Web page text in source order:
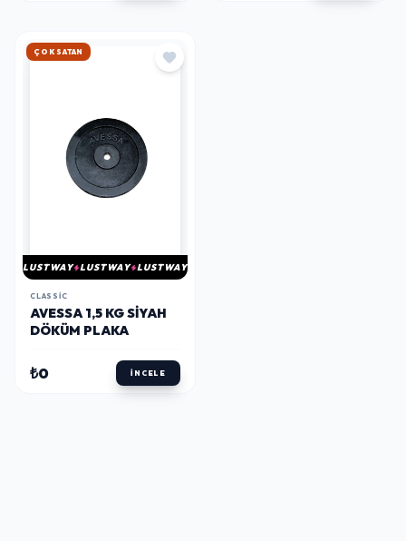
HIZLI KARGO
LUSTWAY LUSTWAY LUSTWAY
CLASSIC
AVESSA 1,5 KG SIYAH
DÖKÜM PLAKA
₺0 İNCELE